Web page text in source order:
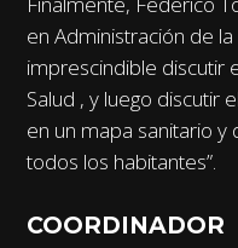
en Administración de
imprescindible discutir
Salud , y luego discutir
en un mapa sanitario y
todos los habitantes”.
COORDINADOR